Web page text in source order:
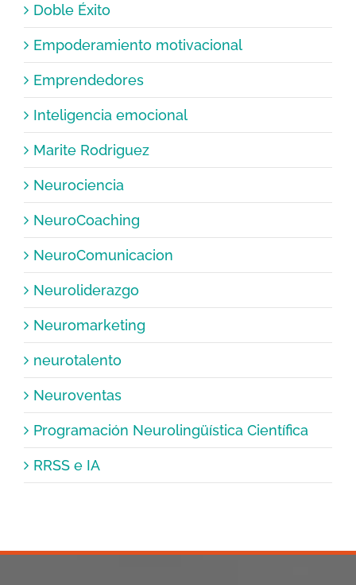
Doble Éxito
Empoderamiento motivacional
Emprendedores
Inteligencia emocional
Marite Rodriguez
Neurociencia
NeuroCoaching
NeuroComunicacion
Neuroliderazgo
Neuromarketing
neurotalento
Neuroventas
Programación Neurolingüística Científica
RRSS e IA